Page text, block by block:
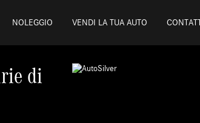
NOLEGGIO VENDI LA TUA AUTO
di